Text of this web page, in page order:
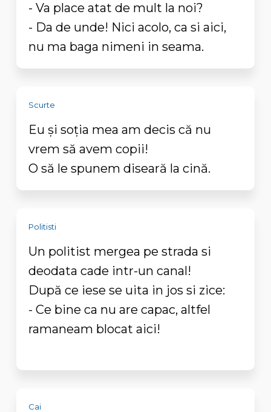
- Va place atat de mult la noi?
- Da de unde! Nici acolo, ca si aici,
nu ma baga nimeni in seama.
Scurte
Eu și soția mea am decis că nu
vrem să avem copii!
O să le spunem diseară la cină.
Politisti
Un politist mergea pe strada si
deodata cade intr-un canal!
După ce iese se uita in jos si zice:
- Ce bine ca nu are capac, altfel
ramaneam blocat aici!
Cai